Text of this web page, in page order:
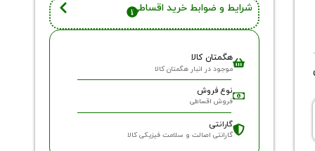
شرایط و ضوابط خرید اقساطی
هگمتان کالا
موجود در انبار هگمتان کالا
نوع فروش
فروش اقساطی
گارانتی
گارانتی اصالت و سلامت فیزیکی کالا